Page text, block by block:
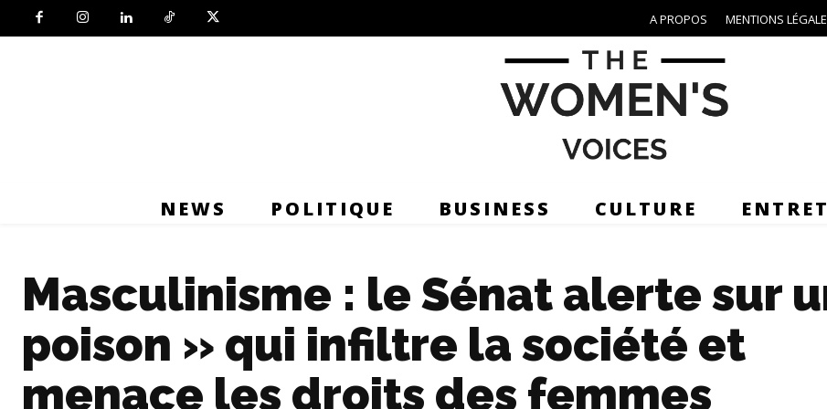
A PROPOS MENTIONS
NEWS POLITIQUE BUSINESS CULTURE
Masculinisme : le Sénat alerte sur
poison » qui infiltre la société et
menace les droits des femmes